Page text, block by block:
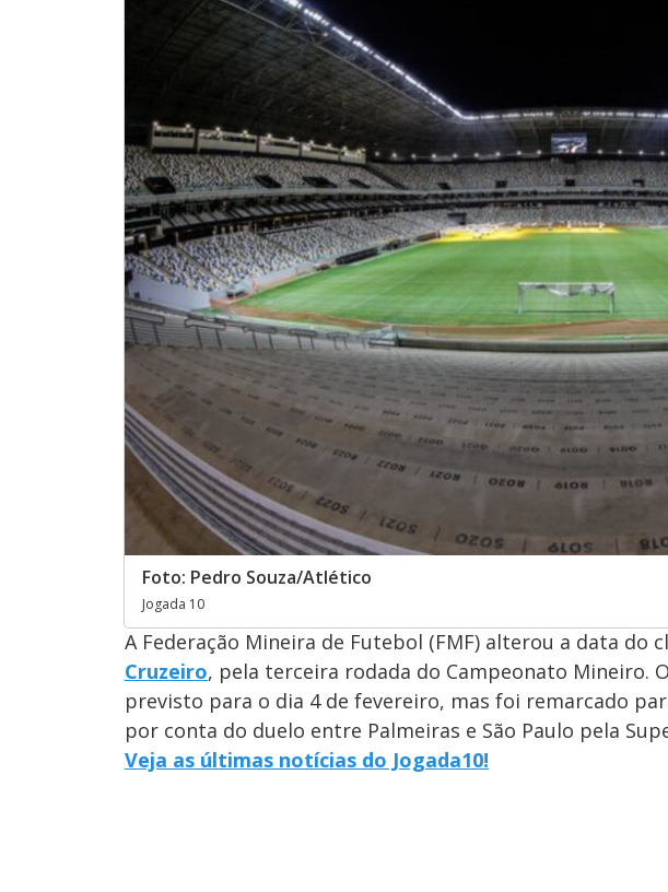
Foto: Pedro Souza/Atlético
Jogada 10
A Federação Mineira de Futebol (FMF) alterou a data do
Cruzeiro, pela terceira rodada do Campeonato Mineiro.
previsto para o dia 4 de fevereiro, mas foi remarcado
por conta do duelo entre Palmeiras e São Paulo pela
Veja as últimas notícias do Jogada10!